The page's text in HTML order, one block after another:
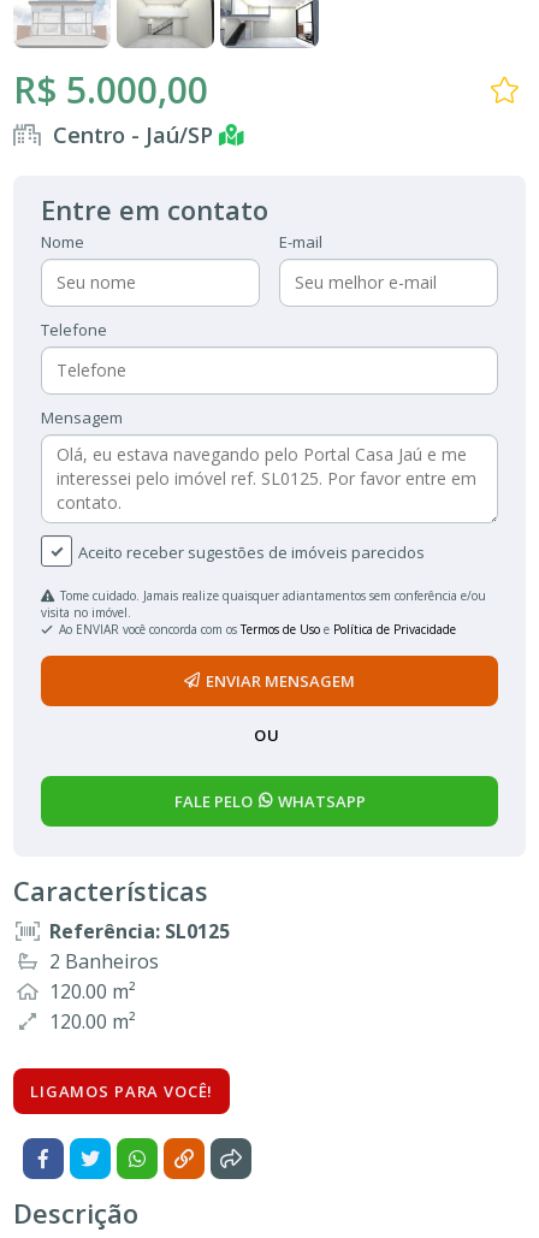
R$ 5.000,00
Centro - Jaú/SP
Entre em contato
Nome E-mail
Telefone
Mensagem
Aceito receber sugestões de imóveis parecidos
Tome cuidado. Jamais realize quaisquer adiantamentos sem conferência e/ou
visita no imóvel.
Ao ENVIAR você concorda com osTermos de Uso e Política de Privacidade
ENVIAR MENSAGEM
OU
FALE PELO WHATSAPP
Características
Referência: SL0125
2 Banheiros
120.00 m²
120.00 m²
LIGAMOS PARA VOCÊ!
Descrição